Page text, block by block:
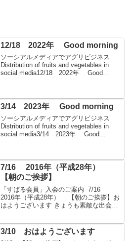
12/18 2022年 Good morning
ソーシアルメディアでアグリビジネス
Distribution of fruits and vegetables in
social media12/18 2022年 Good
3/14 2023年 Good morning
ソーシアルメディアでアグリビジネス
Distribution of fruits and vegetables in
social media3/14 2023年 Good
7/16 2016年（平成28年）
【朝のご挨拶】
「すばる会員」入会のご案内 7/16
2016年（平成28年） 【朝のご挨拶】お
はようございます きょうも素敵な出会い
「日本農業再生」プロをめざす皆さんの
ために、...
3/10 おはようございます